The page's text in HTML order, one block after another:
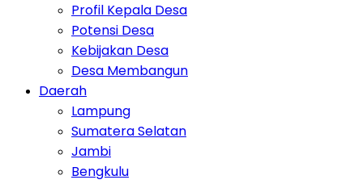
Profil Kepala Desa
Potensi Desa
Kebijakan Desa
Desa Membangun
Daerah
Lampung
Sumatera Selatan
Jambi
Bengkulu